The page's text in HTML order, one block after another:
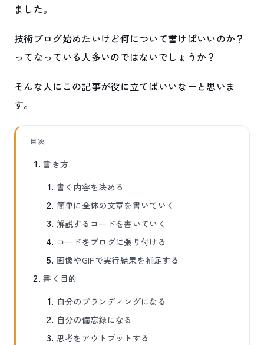
ました。
技術ブログ始めたいけど何について書けばいいのか？
ってなっている人多いのではないでしょうか？
そんな人にこの記事が役に立てばいいなーと思いま
す。
目次
書き方
書く内容を決める
簡単に全体の文章を書いていく
解説するコードを書いていく
コードをブログに張り付ける
画像やGIFで実行結果を補足する
書く目的
自分のブランディングになる
自分の備忘録になる
思考をアウトプットする